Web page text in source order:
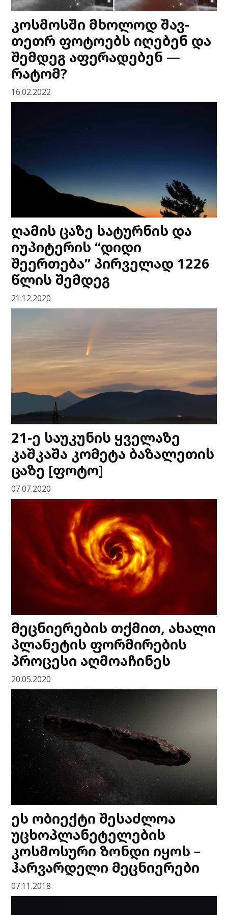
კოსმოსში მხოლოდ შავ-
თეთრ ფოტოებს იღებენ და
შემდეგ აფერადებენ —
რატომ?
16.02.2022
ღამის ცაზე სატურნის და
იუპიტერის “დიდი
შეერთება” პირველად 1226
წლის შემდეგ
21.12.2020
21-ე საუკუნის ყველაზე
კაშკაშა კომეტა ბაზალეთის
ცაზე [ფოტო]
07.07.2020
მეცნიერების თქმით, ახალი
პლანეტის ფორმირების
პროცესი აღმოაჩინეს
20.05.2020
ეს ობიექტი შესაძლოა
უცხოპლანეტელების
კოსმოსური ზონდი იყოს –
ჰარვარდელი მეცნიერები
07.11.2018